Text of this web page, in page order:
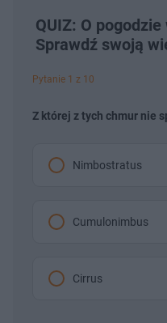
QUIZ: O
Sprawdź swoją
Pytanie 1 z 10
Z której z tych chmur nie
Nimbostratus
Cumulonimbus
Cirrus